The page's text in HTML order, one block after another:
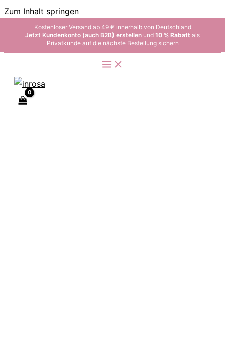
Zum Inhalt springen
Kostenloser Versand ab 49 € innerhalb von Deutschland
Jetzt Kundenkonto (auch B2B) erstellen und 10 % Rabatt als
Privatkunde auf die nächste Bestellung sichern